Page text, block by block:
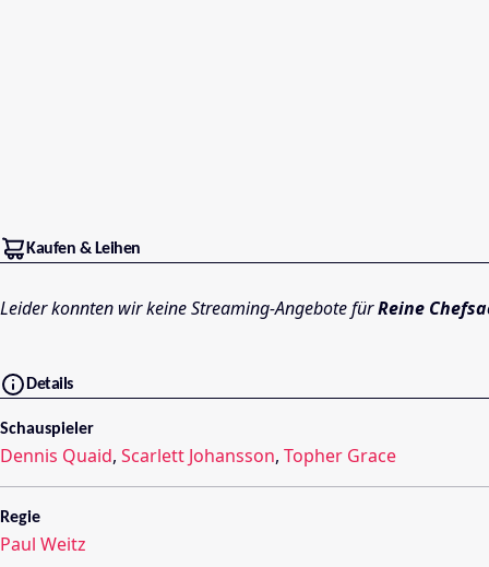
Kaufen & Leihen
Leider konnten wir keine Streaming-Angebote fürReine
Details
Schauspieler
Dennis Quaid, Scarlett Johansson, Topher Grace
Regie
Paul Weitz